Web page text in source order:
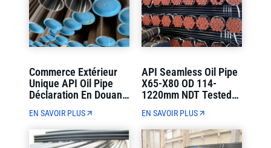
Commerce Extérieur
Unique API Oil Pipe
Déclaration En Douane
Conteneurs Livraison
Directe
EN SAVOIR PLUS
API Seamless Oil Pipe
X65-X80 OD 114-
1220mm NDT Tested
(Contrôle De Qualité
Strict)
EN SAVOIR PLUS